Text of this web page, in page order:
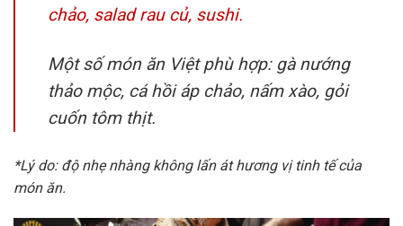
chảo, salad rau củ, sushi.
Một số món ăn Việt phù hợp: gà nướng
thảo mộc, cá hồi áp chảo, nấm xào, gỏi
cuốn tôm thịt.
*Lý do: độ nhẹ nhàng không lấn át hương vị tinh tế của
món ăn.